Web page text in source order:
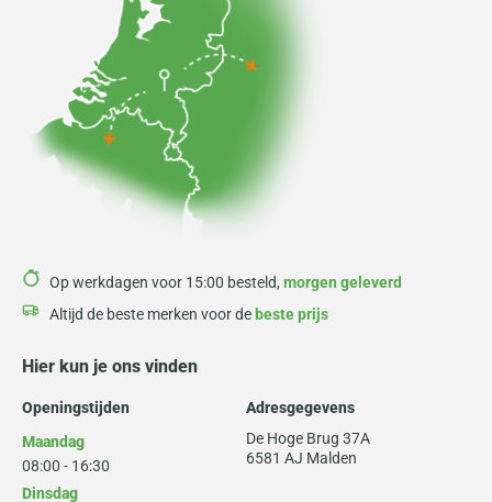
Op werkdagen voor 15:00 besteld, morgen geleverd
Altijd de beste merken voor de beste prijs
Hier kun je ons vinden
Openingstijden
Maandag
08:00 - 16:30
Dinsdag
Adresgegevens
De Hoge Brug 37A
6581 AJ Malden